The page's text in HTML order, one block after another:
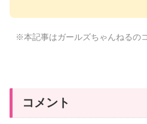
※本記事はガールズちゃんねるの
コメント